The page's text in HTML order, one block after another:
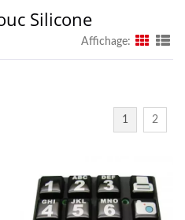
Silicone
Affichage:
1 2